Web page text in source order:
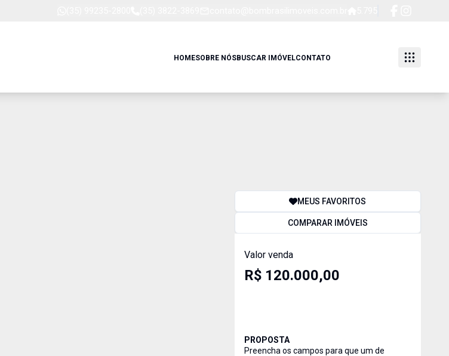
HOMESOBRE NÓSBUSCAR IMÓVELCONTATO
MEUS FAVORITOS
COMPARAR IMÓVEIS
Valor venda
R$ 120.000,00
PROPOSTA
Preencha os campos para que um de